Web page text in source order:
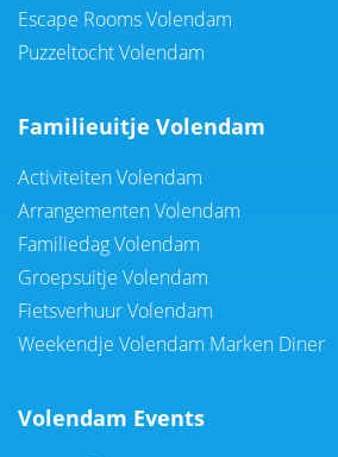
Escape Rooms Volendam
Puzzeltocht Volendam
Familieuitje Volendam
Activiteiten Volendam
Arrangementen Volendam
Familiedag Volendam
Groepsuitje Volendam
Fietsverhuur Volendam
Weekendje Volendam Marken Diner
Volendam Events